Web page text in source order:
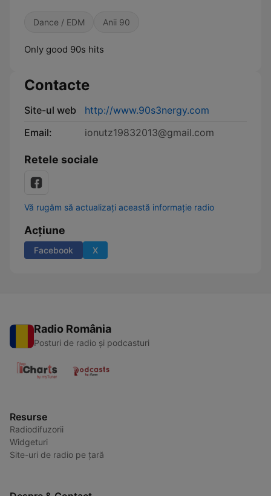
Dance / EDM Anii 90
Only good 90s hits
Contacte
Site-ul web
http://www.90s3nergy.com
Email:
ionutz19832013@gmail.com
Retele sociale
Vă rugăm să actualizați această informație radio
Acțiune
Facebook X
Radio România
Posturi de radio și podcasturi
Resurse
Radiodifuzorii
Widgeturi
Site-uri de radio pe țară